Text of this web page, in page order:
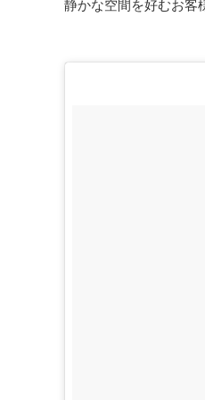
静かな空間を好むお客